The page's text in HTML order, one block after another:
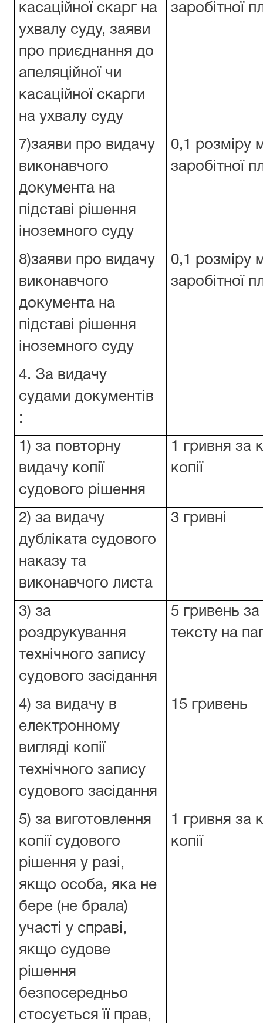
касаційної скарг на
ухвалу суду, заяви
про приєднання до
апеляційної чи
касаційної скарги
на ухвалу суду
заробітної
7)заяви про видачу
виконавчого
документа на
підставі рішення
іноземного суду
0,1 розміру
заробітної
8)заяви про видачу
виконавчого
документа на
підставі рішення
іноземного суду
0,1 розміру
заробітної
4. За видачу
судами документів
:
1) за повторну
видачу копії
судового рішення
1 гривня за
копії
2) за видачу
дубліката судового
наказу та
виконавчого листа
3 гривні
3) за
роздрукування
технічного запису
судового засідання
5 гривень
тексту на
4) за видачу в
електронному
вигляді копії
технічного запису
судового засідання
15 гривень
5) за виготовлення
копії судового
рішення у разі,
якщо особа, яка не
бере (не брала)
участі у справі,
якщо судове
рішення
безпосередньо
стосується її прав,
1 гривня за
копії